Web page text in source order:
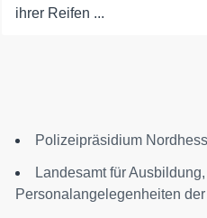
ihrer Reifen ...
Polizeipräsidium
Landesamt für
Personalangelegenheiten